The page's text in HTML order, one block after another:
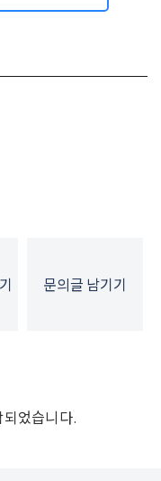
문의글 남기기
었습니다.